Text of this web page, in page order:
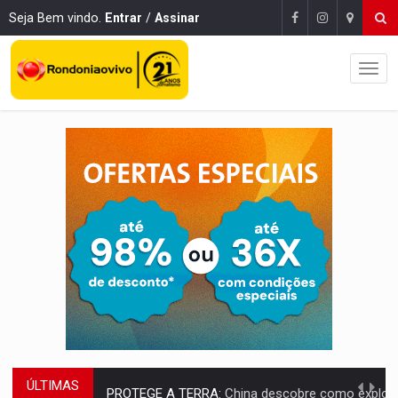
Seja Bem vindo. Entrar / Assinar
ÚLTIMAS PROTEGE A TERRA: China descobre como explodir asteroide com bomba